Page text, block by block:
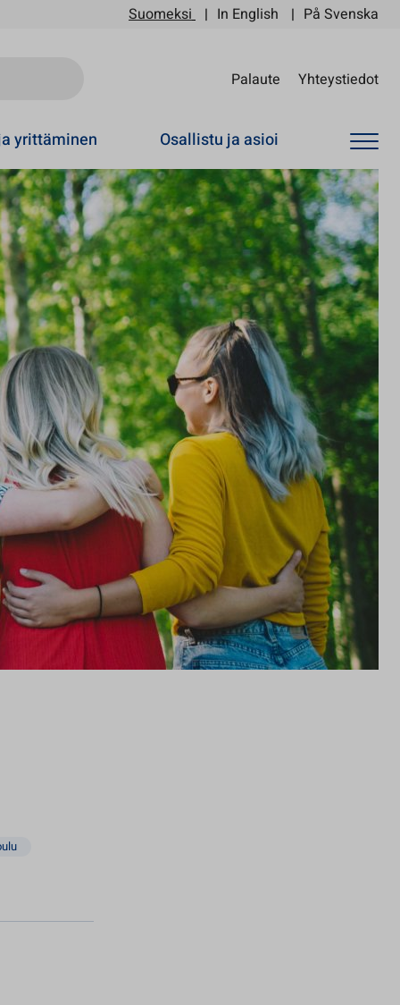
Suomeksi In English På Svenska
Palaute Yhteystiedot
yrittäminen Osallistu ja asioi